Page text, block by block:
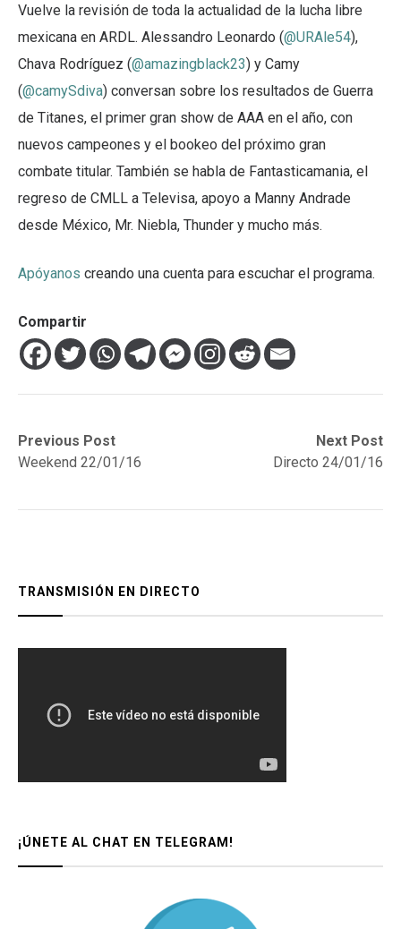
Vuelve la revisión de toda la actualidad de la lucha libre
mexicana en ARDL. Alessandro Leonardo (@URAle54),
Chava Rodríguez (@amazingblack23) y Camy
(@camySdiva) conversan sobre los resultados de Guerra
de Titanes, el primer gran show de AAA en el año, con
nuevos campeones y el bookeo del próximo gran
combate titular. También se habla de Fantasticamania, el
regreso de CMLL a Televisa, apoyo a Manny Andrade
desde México, Mr. Niebla, Thunder y mucho más.
Apóyanos creando una cuenta para escuchar el programa.
Compartir
Navegación
de
Previous Post
Previous
post:Weekend 22/01/16
Next Post
Next
post:
Directo 24/01/16
TRANSMISIÓN EN DIRECTO
¡ÚNETE AL CHAT EN TELEGRAM!